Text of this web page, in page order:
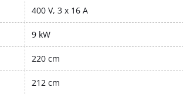
400 V, 3 x 16 A
9 kW
220 cm
212 cm